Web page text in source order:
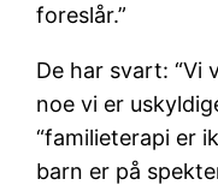
foreslår.”
De har svart: “Vi
noe vi er
“familieterapi er
barn er på